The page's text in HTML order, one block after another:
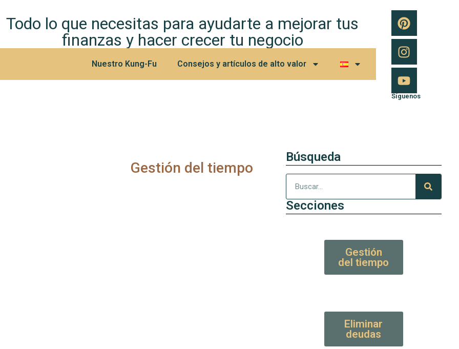
Todo lo que necesitas para ayudarte a mejorar tus
finanzas y hacer crecer tu negocio
Nuestro Kung-Fu Consejos y artículos de alto valor
Síguenos
Gestión del tiempo
Búsqueda
Secciones
Gestión
del tiempo
Eliminar
deudas